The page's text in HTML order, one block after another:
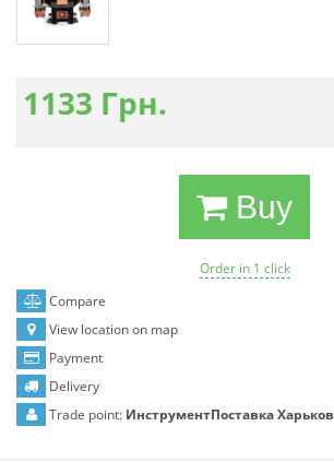
1133 Грн.
Buy
Order in 1 click
Compare
View location on map
Payment
Delivery
Trade point: ИнструментПоставка Харьков